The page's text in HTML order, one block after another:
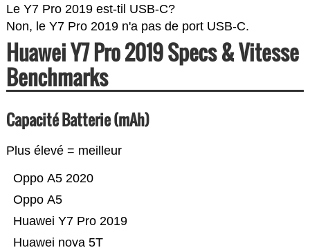
Le Y7 Pro 2019 est-til USB-C?
Non, le Y7 Pro 2019 n'a pas de port USB-C.
Huawei Y7 Pro 2019 Specs & Vitesse
Benchmarks
Capacité Batterie (mAh)
Plus élevé = meilleur
Huawei nova 5T
Huawei Y7 Pro 2019
Oppo A5
Oppo A5 2020